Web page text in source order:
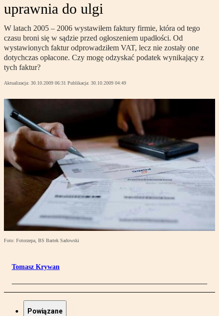
uprawnia do ulgi
W latach 2005 – 2006 wystawiłem faktury firmie, która od tego
czasu broni się w sądzie przed ogłoszeniem upadłości. Od
wystawionych faktur odprowadziłem VAT, lecz nie zostały one
dotychczas opłacone. Czy mogę odzyskać podatek wynikający z
tych faktur?
Aktualizacja: 30.10.2009 06:31 Publikacja: 30.10.2009 04:49
Foto: Fotorzepa, BS Bartek Sadowski
Tomasz Krywan
Powiązane